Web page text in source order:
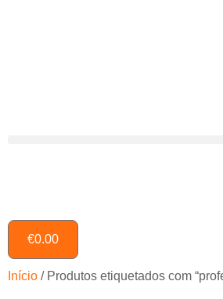
€0.00
Início / Produtos etiquetados com